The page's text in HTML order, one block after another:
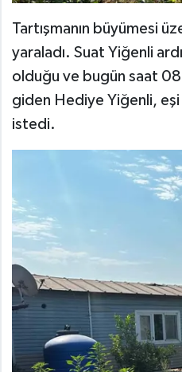
Tartışmanın büyümesi
yaraladı. Suat Yiğenli
olduğu ve bugün saat
giden Hediye Yiğenli, eşi
istedi.